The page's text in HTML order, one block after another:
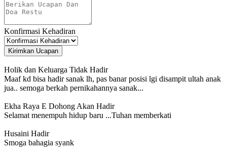
Konfirmasi Kehadiran
Kirimkan Ucapan
Holik dan Keluarga Tidak Hadir
Maaf kd bisa hadir sanak lh, pas banar posisi lgi disampit ultah anak
jua.. semoga berkah pernikahannya sanak...
Ekha Raya E Dohong Akan Hadir
Selamat menempuh hidup baru ...Tuhan memberkati
Husaini Hadir
Smoga bahagia syank